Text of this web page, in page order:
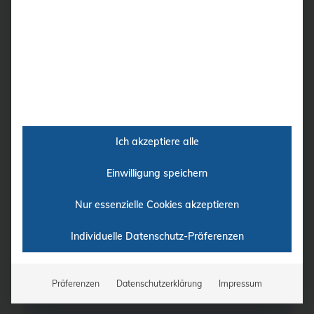
sind permanent unter Kontrolle und können
direkt von einer Zentrale aus verwaltet werden
vernetzte Defibrillatoren.
Technische Produkteigenschaften
Ich akzeptiere alle
Einwilligung speichern
Nur essenzielle Cookies akzeptieren
Individuelle Datenschutz-Präferenzen
Präferenzen Datenschutzerklärung Impressum